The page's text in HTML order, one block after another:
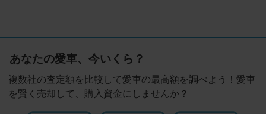
あなたの愛車、今いくら？
複数社の査定額を比較して愛車の最高額を調べよう！愛車
を賢く売却して、購入資金にしませんか？